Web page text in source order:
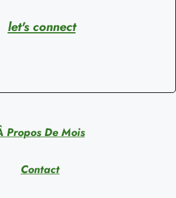
let's connect
Propos De Mois
Contact